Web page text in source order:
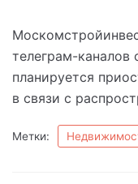
телеграм-каналов
планируется
в связи с
Метки: